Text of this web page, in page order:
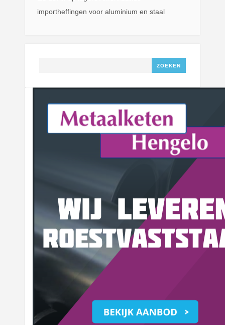
importheffingen voor aluminium en staal